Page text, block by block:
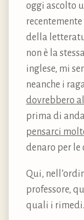
oggi ascolto
della
non è la
inglese, mi
neanche i
dovrebbero
prima di
pensarci
denaro per le
Qui,
professore,
quali i rimedi.